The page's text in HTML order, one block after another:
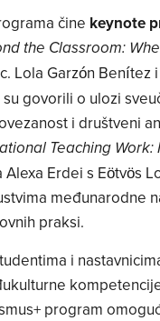
čine keynote
the Classroom:
Lola Garzón Benítez
govorili o ulozi
i društveni
Teaching Work:
Erdei s Eötvös
međunarodne
praksi.
i
program